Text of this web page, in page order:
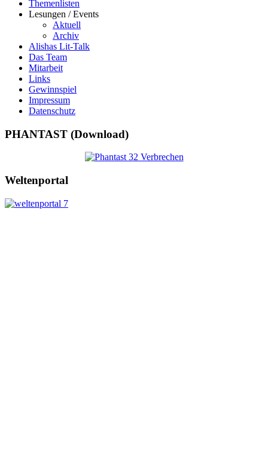
Themenlisten
Lesungen / Events
Aktuell
Archiv
Alishas Lit-Talk
Das Team
Mitarbeit
Links
Gewinnspiel
Impressum
Datenschutz
PHANTAST (Download)
Weltenportal